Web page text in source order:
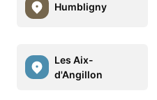
Humbligny
Les Aix-
d'Angillon